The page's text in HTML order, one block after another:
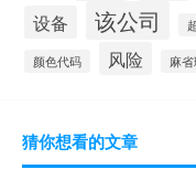
设备 该公司
颜色代码 风险 麻
猜你想看的文章